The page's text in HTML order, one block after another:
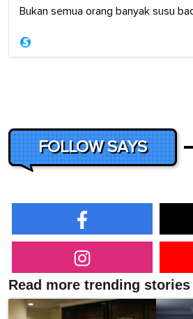
Bukan semua orang banyak susu
FOLLOW SAYS
Read more trending stories